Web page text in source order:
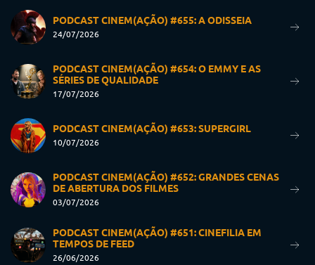
PODCAST CINEM(AÇÃO) #655: A ODISSEIA
24/07/2026
PODCAST CINEM(AÇÃO) #654: O EMMY E AS
SÉRIES DE QUALIDADE
17/07/2026
PODCAST CINEM(AÇÃO) #653: SUPERGIRL
10/07/2026
PODCAST CINEM(AÇÃO) #652: GRANDES CENAS
DE ABERTURA DOS FILMES
03/07/2026
PODCAST CINEM(AÇÃO) #651: CINEFILIA EM
TEMPOS DE FEED
26/06/2026